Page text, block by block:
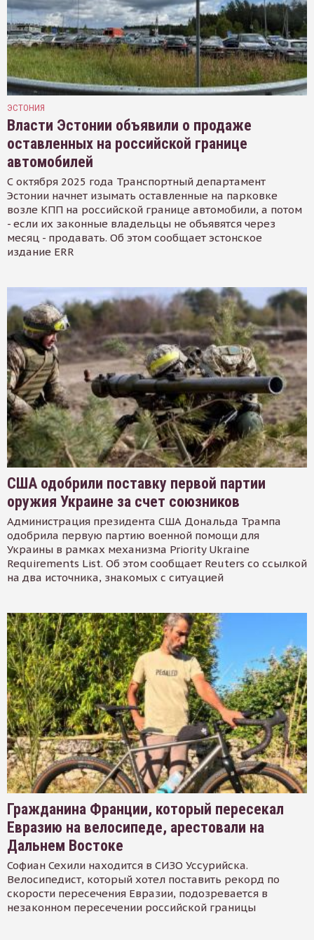
ЭСТОНИЯ
Власти Эстонии объявили о продаже
оставленных на российской границе
автомобилей
С октября 2025 года Транспортный департамент
Эстонии начнет изымать оставленные на парковке
возле КПП на российской границе автомобили, а потом
- если их законные владельцы не объявятся через
месяц - продавать. Об этом сообщает эстонское
издание ERR
США одобрили поставку первой партии
оружия Украине за счет союзников
Администрация президента США Дональда Трампа
одобрила первую партию военной помощи для
Украины в рамках механизма Priority Ukraine
Requirements List. Об этом сообщает Reuters со ссылкой
на два источника, знакомых с ситуацией
Гражданина Франции, который пересекал
Евразию на велосипеде, арестовали на
Дальнем Востоке
Софиан Сехили находится в СИЗО Уссурийска.
Велосипедист, который хотел поставить рекорд по
скорости пересечения Евразии, подозревается в
незаконном пересечении российской границы